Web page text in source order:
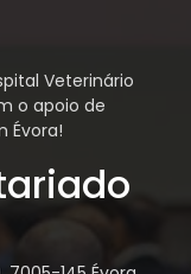
Veterinário
o apoio de
Évora!